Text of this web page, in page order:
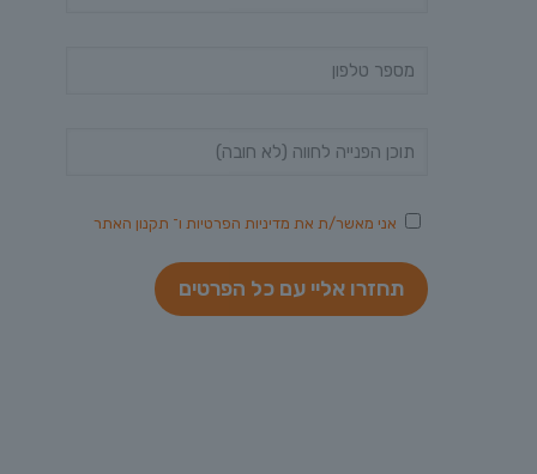
אני מאשר/ת את מדיניות הפרטיותו־ תקנון האתר